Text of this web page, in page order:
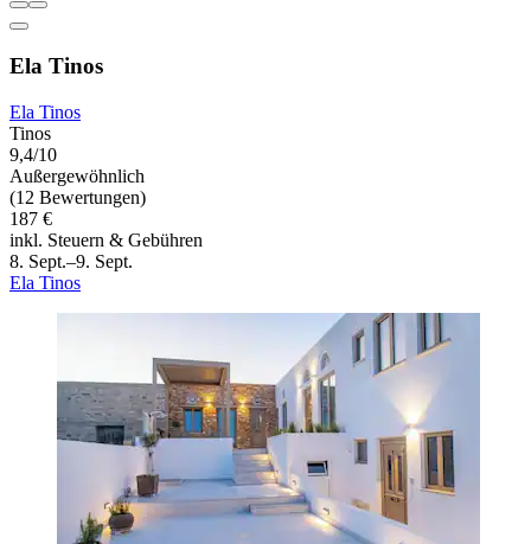
Ela Tinos
Ela Tinos
Tinos
9,4/10
Außergewöhnlich
(12 Bewertungen)
187 €
inkl. Steuern & Gebühren
8. Sept.–9. Sept.
Ela Tinos